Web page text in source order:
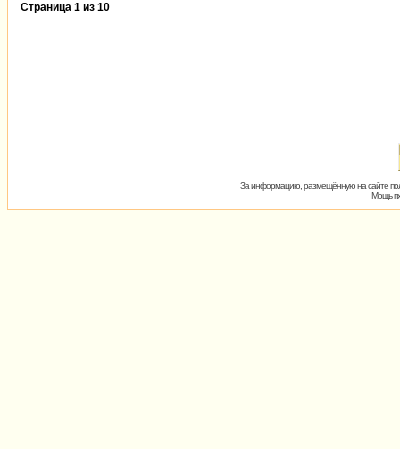
Страница 1 из 10
За информацию, размещённую на сайте
Мощь